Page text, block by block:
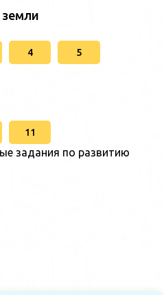
4 5
11
задания по развитию